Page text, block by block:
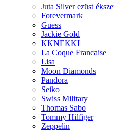
Juta Silver ezüst
Forevermark
Guess
Jackie Gold
KKNEKKI
La Coque Francaise
Lisa
Moon Diamonds
Pandora
Seiko
Swiss Military
Thomas Sabo
Tommy Hilfiger
Zeppelin